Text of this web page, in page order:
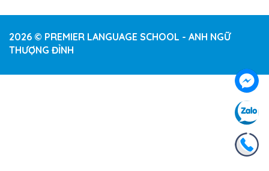
2026 © PREMIER LANGUAGE SCHOOL - ANH NGỮ
THƯỢNG ĐỈNH